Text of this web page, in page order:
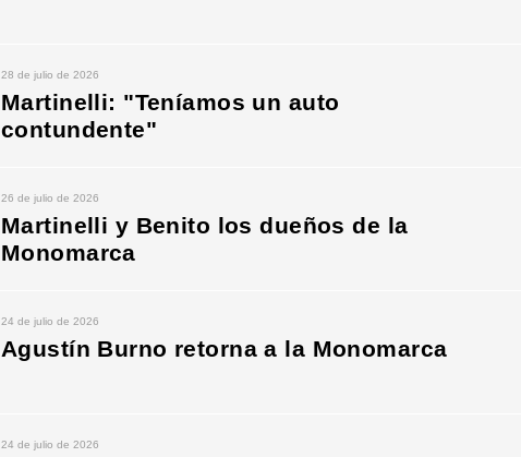
28 de julio de 2026
Martinelli: "Teníamos un auto
contundente"
26 de julio de 2026
Martinelli y Benito los dueños de la
Monomarca
24 de julio de 2026
Agustín Burno retorna a la Monomarca
24 de julio de 2026